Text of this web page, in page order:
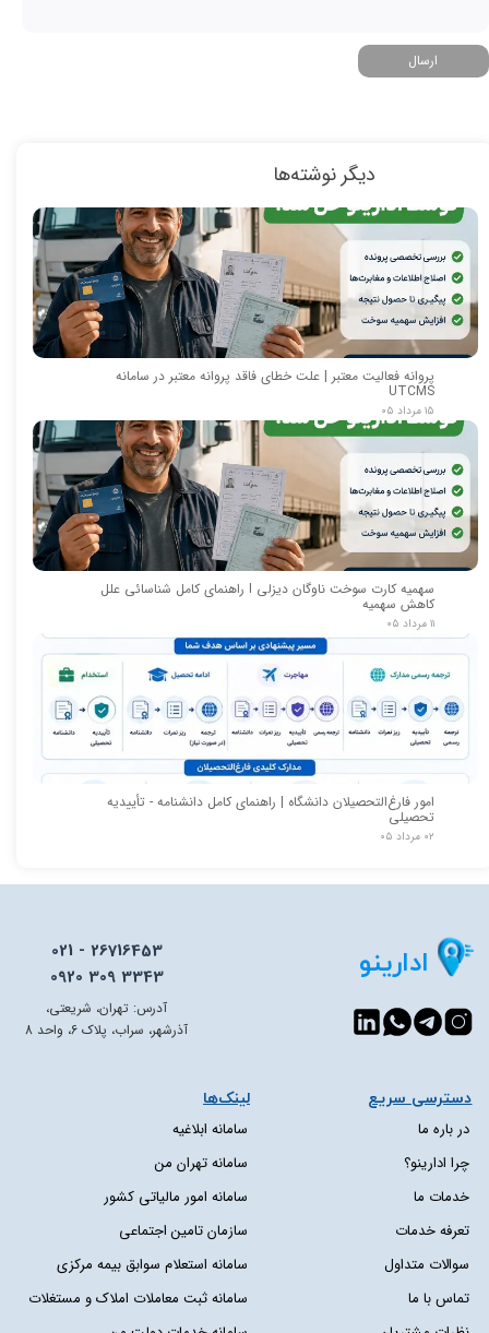
ارسال
دیگر نوشته‌ها
پروانه فعالیت معتبر | علت خطای فاقد پروانه معتبر در سامانه
UTCMS
۱۵ مرداد ۰۵
سهمیه کارت سوخت ناوگان دیزلی I راهنمای کامل شناسائی علل
کاهش سهمیه
۱۱ مرداد ۰۵
امور فارغ‌التحصیلان دانشگاه | راهنمای کامل دانشنامه - تأییدیه
تحصیلی
۰۲ مرداد ۰۵
ادارینو
021 - 26716453
0920 309 3343
در باره ما
چرا ادارینو؟
خدمات ما
تعرفه خدمات
سوالات متداول
تماس با ما
دسترسی سریع​​​​​​​ لینک‌ها
سامانه ابلاغیه
سامانه تهران من
سامانه امور مالیاتی کشور
سازمان تامین اجتماعی
سامانه استعلام سوابق بیمه مرکزی
سامانه ثبت معاملات املاک و مستغلات
آدرس: تهران، شریعتی،
آذرشهر، سراب، پلاک 6، واحد 8